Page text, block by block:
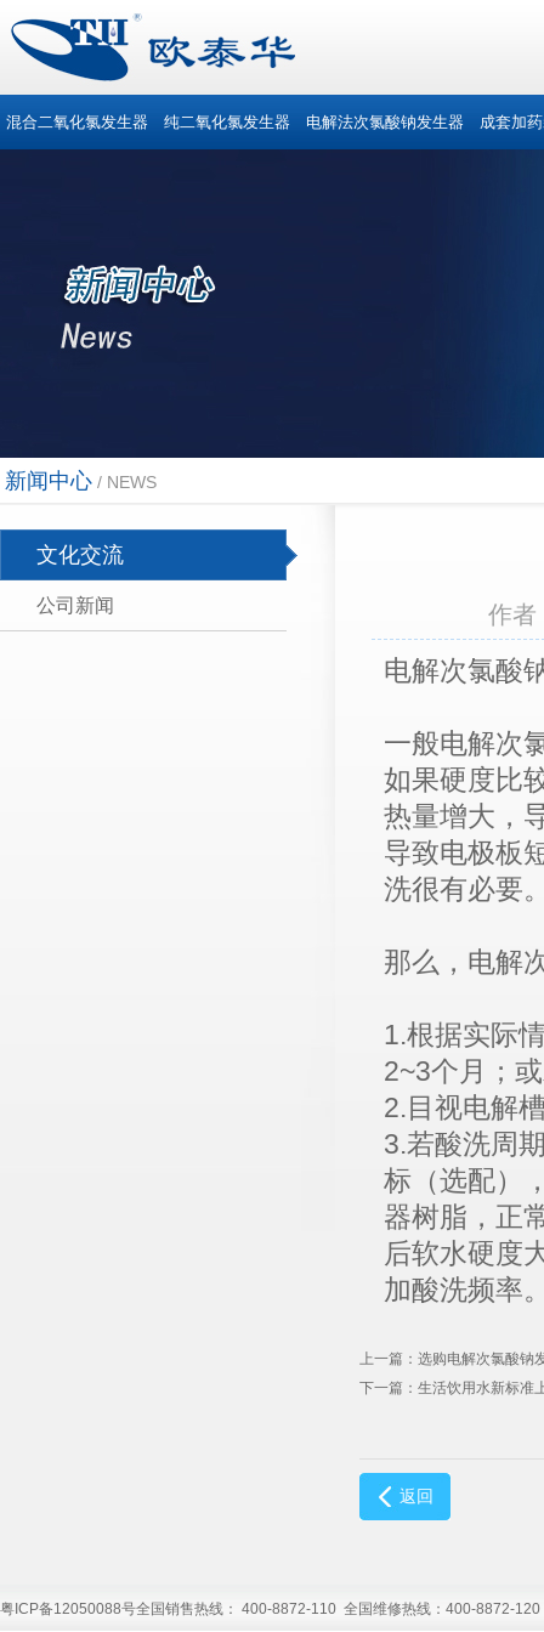
混合二氧化氯发生器 纯二氧化氯发生器 电解法次氯酸钠发生器 成套加
新闻中心 / NEWS
文化交流
公司新闻 作者
电解次氯酸
一般电解次
如果硬度比
热量增大，
导致电极板
洗很有必要
那么，电解
1.根据实际
2~3个月；
2.目视电解
3.若酸洗周
标（选配）
器树脂，正
后软水硬度
加酸洗频率
上一篇：选购电解次氯酸钠
下一篇：生活饮用水新标准
返回
粤ICP备12050088号全国销售热线： 400-8872-110 全国维修热线：400-8872-120